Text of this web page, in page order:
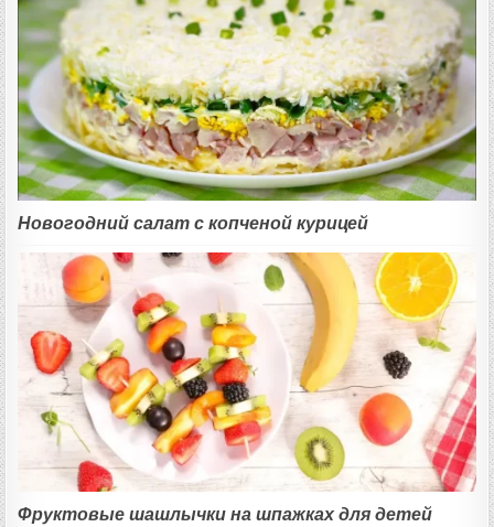
Новогодний салат с копченой курицей
Фруктовые шашлычки на шпажках для детей